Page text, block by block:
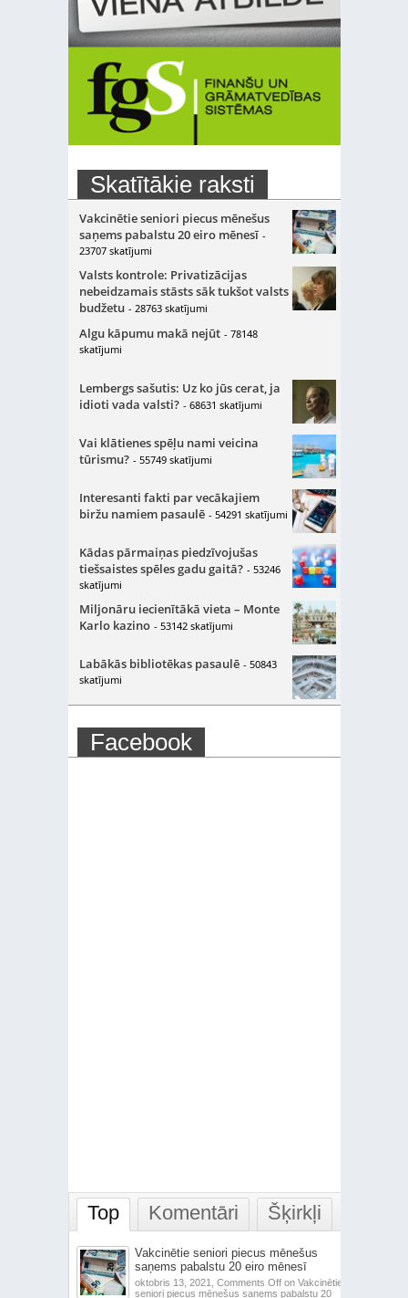
Skatītākie raksti
Vakcinētie seniori piecus mēnešus
saņems pabalstu 20 eiro mēnesī -
23707 skatījumi
Valsts kontrole: Privatizācijas
nebeidzamais stāsts sāk tukšot valsts
budžetu - 28763 skatījumi
Algu kāpumu makā nejūt - 78148
skatījumi
Lembergs sašutis: Uz ko jūs cerat, ja
idioti vada valsti? - 68631 skatījumi
Vai klātienes spēļu nami veicina
tūrismu? - 55749 skatījumi
Interesanti fakti par vecākajiem
biržu namiem pasaulē - 54291 skatījumi
Kādas pārmaiņas piedzīvojušas
tiešsaistes spēles gadu gaitā? - 53246
skatījumi
Miljonāru iecienītākā vieta – Monte
Karlo kazino - 53142 skatījumi
Labākās bibliotēkas pasaulē - 50843
skatījumi
Facebook
Top Komentāri Šķirkļi
Vakcinētie seniori piecus mēnešus
saņems pabalstu 20 eiro mēnesī
oktobris 13, 2021, Comments Offon Vakcinētie
seniori piecus mēnešus saņems pabalstu 20